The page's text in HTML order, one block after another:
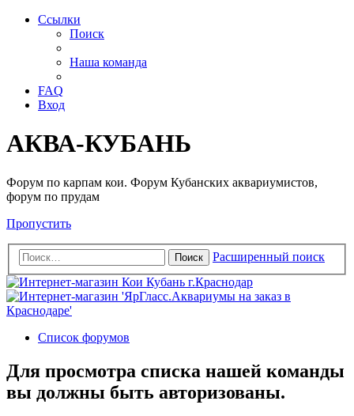
Ссылки
Поиск
Наша команда
FAQ
Вход
АКВА-КУБАНЬ
Форум по карпам кои. Форум Кубанских аквариумистов,
форум по прудам
Пропустить
Поиск Расширенный поиск
Список форумов
Для просмотра списка нашей команды
вы должны быть авторизованы.